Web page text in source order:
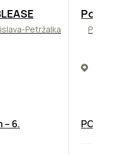
Petržalka
– 6.